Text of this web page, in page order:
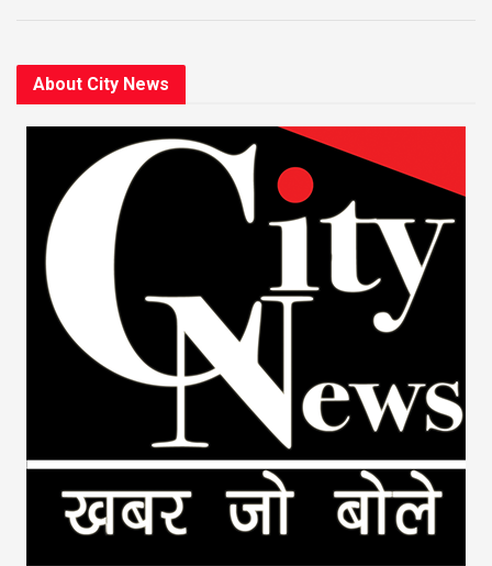
About City News